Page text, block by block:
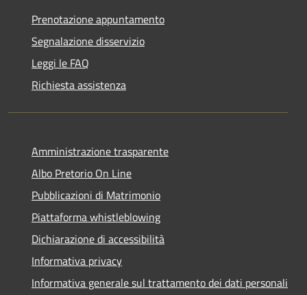
Prenotazione appuntamento
Segnalazione disservizio
Leggi le FAQ
Richiesta assistenza
Amministrazione trasparente
Albo Pretorio On Line
Pubblicazioni di Matrimonio
Piattaforma whistleblowing
Dichiarazione di accessibilità
Informativa privacy
Informativa generale sul trattamento dei dati personali